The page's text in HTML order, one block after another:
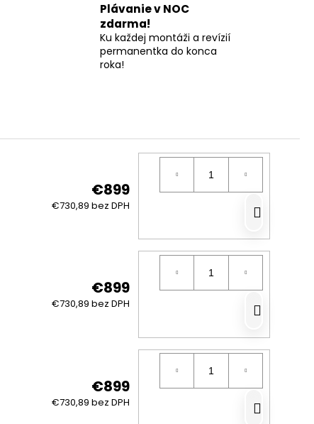
Plávanie v NOC
zdarma!
Ku každej montáži a revízií
permanentka do konca
roka!
€899
€730,89 bez DPH
€899
€730,89 bez DPH
€899
€730,89 bez DPH